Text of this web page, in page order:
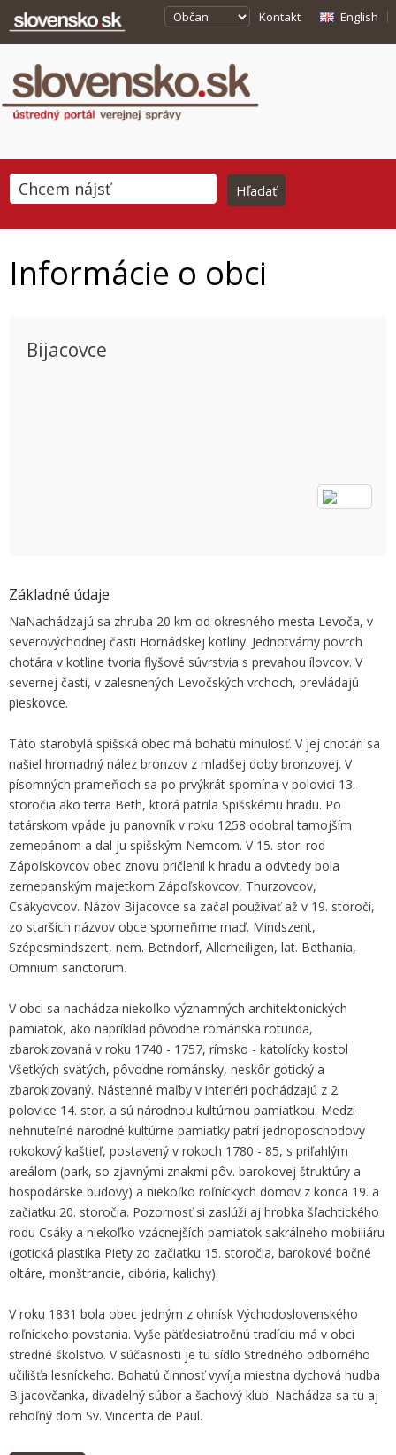
Kontakt English
Informácie o obci
Bijacovce
Základné údaje
NaNachádzajú sa zhruba 20 km od okresného mesta Levoča, v
severovýchodnej časti Hornádskej kotliny. Jednotvárny povrch
chotára v kotline tvoria flyšové súvrstvia s prevahou ílovcov. V
severnej časti, v zalesnených Levočských vrchoch, prevládajú
pieskovce.
Táto starobylá spišská obec má bohatú minulosť. V jej chotári sa
našiel hromadný nález bronzov z mladšej doby bronzovej. V
písomných prameňoch sa po prvýkrát spomína v polovici 13.
storočia ako terra Beth, ktorá patrila Spišskému hradu. Po
tatárskom vpáde ju panovník v roku 1258 odobral tamojším
zemepánom a dal ju spišským Nemcom. V 15. stor. rod
Zápoľskovcov obec znovu pričlenil k hradu a odvtedy bola
zemepanským majetkom Zápoľskovcov, Thurzovcov,
Csákyovcov. Názov Bijacovce sa začal používať až v 19. storočí,
zo starších názvov obce spomeňme maď. Mindszent,
Szépesmindszent, nem. Betndorf, Allerheiligen, lat. Bethania,
Omnium sanctorum.
V obci sa nachádza niekoľko významných architektonických
pamiatok, ako napríklad pôvodne románska rotunda,
zbarokizovaná v roku 1740 - 1757, rímsko - katolícky kostol
Všetkých svätých, pôvodne románsky, neskôr gotický a
zbarokizovaný. Nástenné maľby v interiéri pochádzajú z 2.
polovice 14. stor. a sú národnou kultúrnou pamiatkou. Medzi
nehnuteľné národné kultúrne pamiatky patrí jednoposchodový
rokokový kaštieľ, postavený v rokoch 1780 - 85, s priľahlým
areálom (park, so zjavnými znakmi pôv. barokovej štruktúry a
hospodárske budovy) a niekoľko roľníckych domov z konca 19. a
začiatku 20. storočia. Pozornosť si zaslúži aj hrobka šľachtického
rodu Csáky a niekoľko vzácnejších pamiatok sakrálneho mobiliáru
(gotická plastika Piety zo začiatku 15. storočia, barokové bočné
oltáre, monštrancie, cibória, kalichy).
V roku 1831 bola obec jedným z ohnísk Východoslovenského
roľníckeho povstania. Vyše päťdesiatročnú tradíciu má v obci
stredné školstvo. V súčasnosti je tu sídlo Stredného odborného
učilišťa lesníckeho. Bohatú činnosť vyvíja miestna dychová hudba
Bijacovčanka, divadelný súbor a šachový klub. Nachádza sa tu aj
rehoľný dom Sv. Vincenta de Paul.